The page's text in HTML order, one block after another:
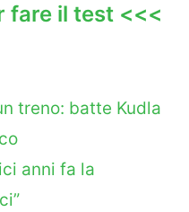
fare il test <<<
treno: batte Kudla
anni fa la